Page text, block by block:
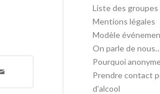
Liste des groupes
Mentions légales
Modèle
On parle de
Pourquoi
Prendre contact
d’alcool